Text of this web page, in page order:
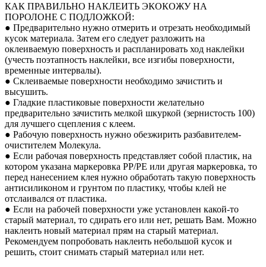
КАК ПРАВИЛЬНО НАКЛЕИТЬ ЭКОКОЖУ НА
ПОРОЛОНЕ С ПОДЛОЖКОЙ:
● Предварительно нужно отмерить и отрезать необходимый
кусок материала. Затем его следует разложить на
оклеиваемую поверхность и распланировать ход наклейки
(учесть поэтапность наклейки, все изгибы поверхности,
временные интервалы).
● Склеиваемые поверхности необходимо зачистить и
высушить.
● Гладкие пластиковые поверхности желательно
предварительно зачистить мелкой шкуркой (зернистость 100)
для лучшего сцепления с клеем.
● Рабочую поверхность нужно обезжирить разбавителем-
очистителем Молекула.
● Если рабочая поверхность представляет собой пластик, на
котором указана маркеровка PP/PE или другая маркеровка, то
перед нанесением клея нужно обработать такую поверхность
антисиликоном и грунтом по пластику, чтобы клей не
отслаивался от пластика.
● Если на рабочей поверхности уже установлен какой-то
старый материал, то сдирать его или нет, решать Вам. Можно
наклеить новый материал прям на старый материал.
Рекомендуем попробовать наклеить небольшой кусок и
решить, стоит снимать старый материал или нет.